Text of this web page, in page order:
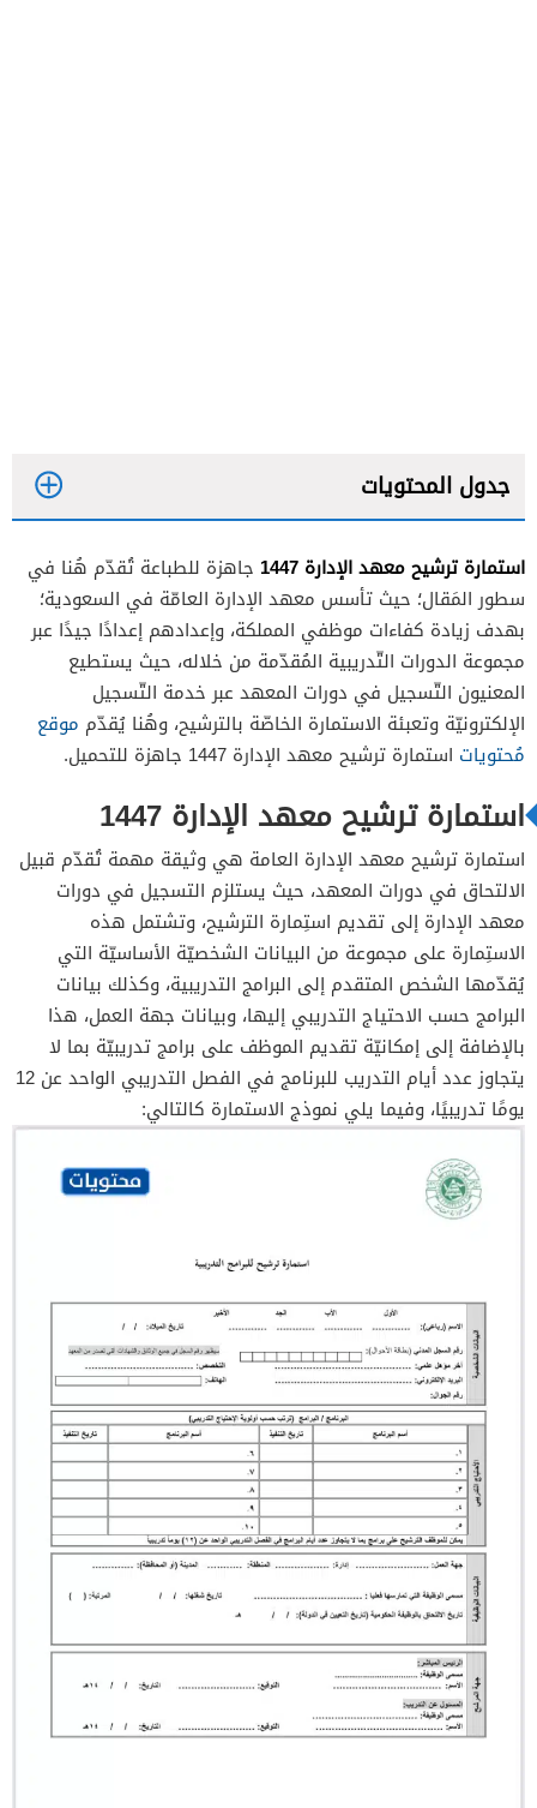
جدول المحتويات
استمارة ترشيح معهد الإدارة 1447
جاهزة للطباعة تُقدّم هُنا في
سطور المَقال؛ حيث تأسس معهد الإدارة العامّة في السعودية؛
بهدف زيادة كفاءات موظفي المملكة، وإعدادهم إعدادًا جيدًا عبر
مجموعة الدورات التّدريبية المُقدّمة من خلاله، حيث يستطيع
المعنيون التّسجيل في دورات المعهد عبر خدمة التّسجيل
الإلكترونيّة وتعبئة الاستمارة الخاصّة بالترشيح، وهُنا يُقدّم موقع
مُحتويات استمارة ترشيح معهد الإدارة 1447 جاهزة للتحميل.
استمارة ترشيح معهد الإدارة 1447
استمارة ترشيح معهد الإدارة العامة هي وثيقة مهمة تُقدّم قبيل
الالتحاق في دورات المعهد، حيث يستلزم التسجيل في دورات
معهد الإدارة إلى تقديم استِمارة الترشيح، وتشتمل هذه
الاستِمارة على مجموعة من البيانات الشخصيّة الأساسيّة التي
يُقدّمها الشخص المتقدم إلى البرامج التدريبية، وكذلك بيانات
البرامج حسب الاحتياج التدريبي إليها، وبيانات جهة العمل، هذا
بالإضافة إلى إمكانيّة تقديم الموظف على برامج تدريبيّة بما لا
يتجاوز عدد أيام التدريب للبرنامج في الفصل التدريبي الواحد عن 12
يومًا تدريبيًا، وفيما يلي نموذج الاستمارة كالتالي: